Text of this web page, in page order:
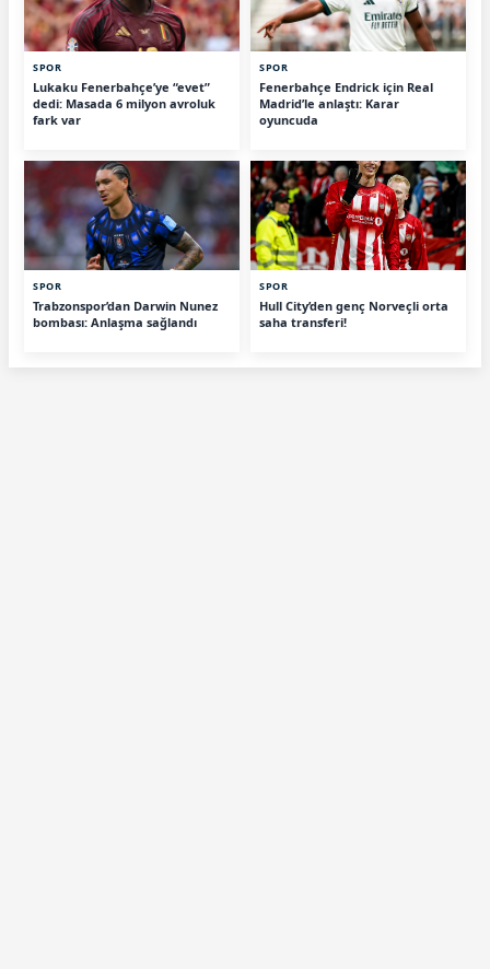
SPOR
Lukaku Fenerbahçe’ye “evet”
dedi: Masada 6 milyon avroluk
fark var
SPOR
Fenerbahçe Endrick için Real
Madrid’le anlaştı: Karar
oyuncuda
SPOR
Trabzonspor’dan Darwin Nunez
bombası: Anlaşma sağlandı
SPOR
Hull City’den genç Norveçli orta
saha transferi!